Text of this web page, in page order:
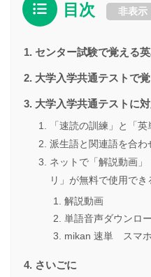
目次 非表示
センター試験で覚える
大学入学共通テストで
大学入学共通テストに
「速読の訓練」と「
派生語と関連語を合
ネットで「解説動画
リ」が無料で使用でき
解説動画
単語音声ダウンロ
mikan 速単 スマ
さいごに